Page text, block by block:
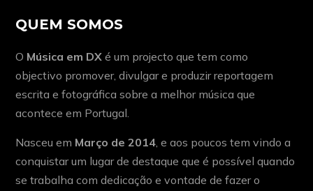
QUEM SOMOS
O Música em DX é um projecto que tem como
objectivo promover, divulgar e produzir reportagem
escrita e fotográfica sobre a melhor música que
acontece em Portugal.
Nasceu em Março de 2014, e aos poucos tem vindo a
conquistar um lugar de destaque que é possível quando
se trabalha com dedicação e vontade de fazer o